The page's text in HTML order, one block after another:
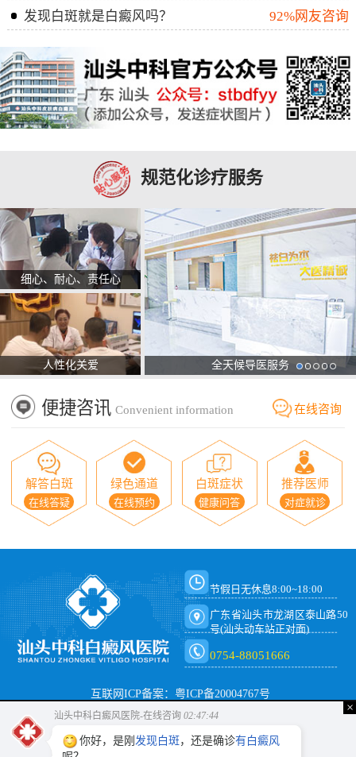
发现白斑就是白癜风吗？
92%网友咨询
规范化诊疗服务
细心、耐心、责任心
人性化关爱 全天候导医服务
便捷咨讯 Convenient information 在线咨询
解答白斑
在线答疑
绿色通道
在线预约
白斑症状
健康问答
推荐医师
对症就诊
节假日无休息8:00~18:00
广东省汕头市龙湖区泰山路50
号(汕头动车站正对面)
0754-88051666
互联网ICP备案：粤ICP备20004767号
×
汕头中科白癜风医院-在线咨询 02:47:44
你好，是刚 发现白斑 ，还是确诊有白癜风